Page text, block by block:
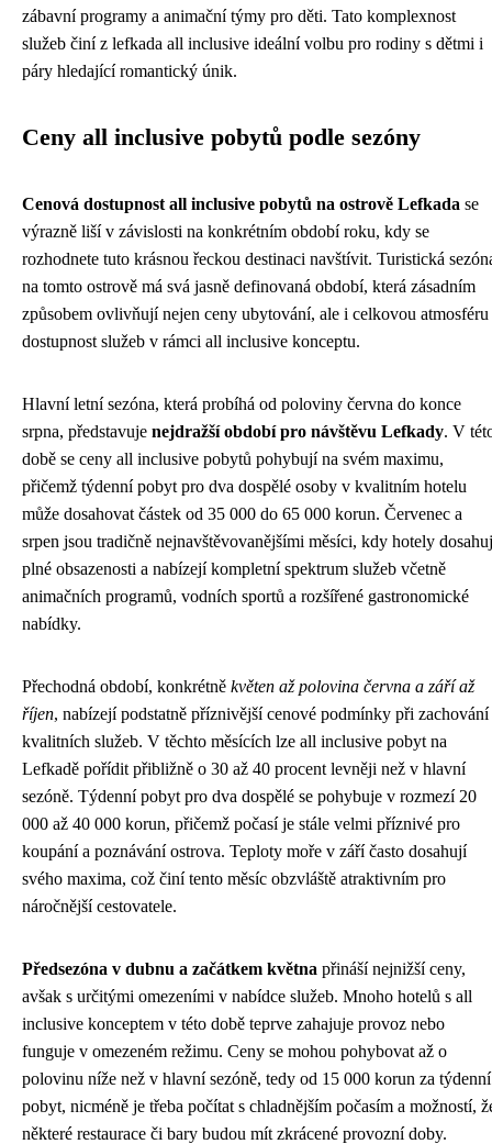
zábavní programy a animační týmy pro děti. Tato komplexnost
služeb činí z lefkada all inclusive ideální volbu pro rodiny s dětmi i
páry hledající romantický únik.
Ceny all inclusive pobytů podle sezóny
Cenová dostupnost all inclusive pobytů na ostrově Lefkada se
výrazně liší v závislosti na konkrétním období roku, kdy se
rozhodnete tuto krásnou řeckou destinaci navštívit. Turistická
na tomto ostrově má svá jasně definovaná období, která zásadním
způsobem ovlivňují nejen ceny ubytování, ale i celkovou atmosféru
dostupnost služeb v rámci all inclusive konceptu.
Hlavní letní sezóna, která probíhá od poloviny června do konce
srpna, představuje nejdražší období pro návštěvu Lefkady. V
době se ceny all inclusive pobytů pohybují na svém maximu,
přičemž týdenní pobyt pro dva dospělé osoby v kvalitním hotelu
může dosahovat částek od 35 000 do 65 000 korun. Červenec a
srpen jsou tradičně nejnavštěvovanějšími měsíci, kdy hotely
plné obsazenosti a nabízejí kompletní spektrum služeb včetně
animačních programů, vodních sportů a rozšířené gastronomické
nabídky.
Přechodná období, konkrétně květen až polovina června a září až
říjen, nabízejí podstatně příznivější cenové podmínky při zachování
kvalitních služeb. V těchto měsících lze all inclusive pobyt na
Lefkadě pořídit přibližně o 30 až 40 procent levněji než v hlavní
sezóně. Týdenní pobyt pro dva dospělé se pohybuje v rozmezí 20
000 až 40 000 korun, přičemž počasí je stále velmi příznivé pro
koupání a poznávání ostrova. Teploty moře v září často dosahují
svého maxima, což činí tento měsíc obzvláště atraktivním pro
náročnější cestovatele.
Předsezóna v dubnu a začátkem května přináší nejnižší ceny,
avšak s určitými omezeními v nabídce služeb. Mnoho hotelů s all
inclusive konceptem v této době teprve zahajuje provoz nebo
funguje v omezeném režimu. Ceny se mohou pohybovat až o
polovinu níže než v hlavní sezóně, tedy od 15 000 korun za týdenní
pobyt, nicméně je třeba počítat s chladnějším počasím a možností,
některé restaurace či bary budou mít zkrácené provozní doby.